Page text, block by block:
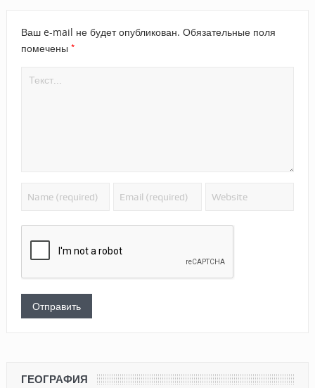
Ваш e-mail не будет опубликован. Обязательные поля
помечены *
ГЕОГРАФИЯ